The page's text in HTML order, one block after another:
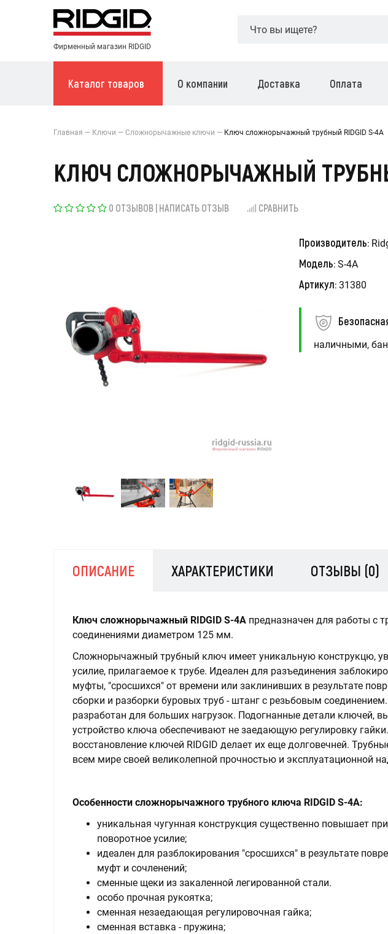
Фирменный магазин RIDGID
Каталог товаров О компании Доставка Оплата
Главная Ключи Сложнорычажные ключи Ключ сложнорычажный трубный RIDGID S-4A
КЛЮЧ СЛОЖНОРЫЧАЖНЫЙ
0 ОТЗЫВОВ | НАПИСАТЬ ОТЗЫВ СРАВНИТЬ
Производитель:
Модель: S-4A
Артикул: 31380
наличными,
ОПИСАНИЕ ХАРАКТЕРИСТИКИ ОТЗЫВЫ (0)
Ключ сложнорычажный RIDGID S-4A предназначен для работы с
соединениями диаметром 125 мм.
Сложнорычажный трубный ключ имеет уникальную конструкцю,
усилие, прилагаемое к трубе. Идеален для разъединения
муфты, "сросшихся" от времени или заклинивших в результате
сборки и разборки буровых труб - штанг с резьбовым
разработан для больших нагрузок. Подогнанные детали ключей,
устройство ключа обеспечивают не заедающую регулировку
восстановление ключей RIDGID делает их еще долговечней.
всем мире своей великолепной прочностью и эксплуатационной
Особенности сложнорычажного трубного ключа RIDGID S-4A:
уникальная чугунная конструкция существенно повышает
поворотное усилие;
идеален для разблокирования "сросшихся" в результате
муфт и сочленений;
сменные щеки из закаленной легированной стали.
особо прочная рукоятка;
сменная незаедающая регулировочная гайка;
сменная вставка - пружина;